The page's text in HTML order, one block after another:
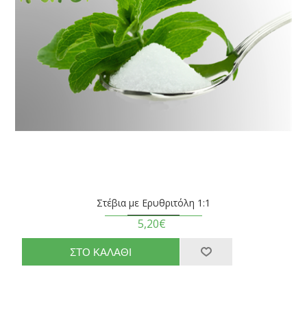
Στέβια με Ερυθριτόλη 1:1
5,20€